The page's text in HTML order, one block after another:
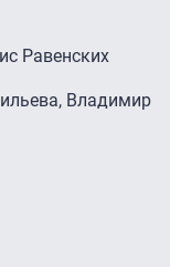
Равенских
Владимир